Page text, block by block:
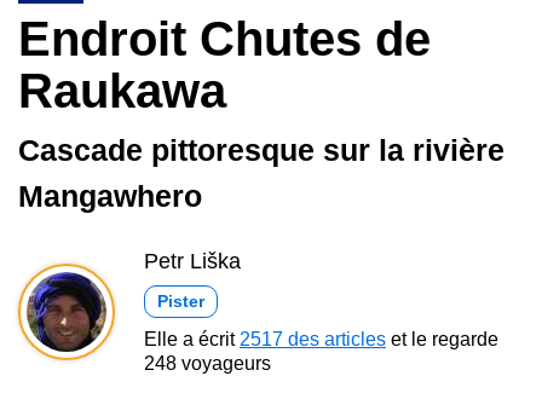
Endroit Chutes de
Raukawa
Cascade pittoresque sur la rivière
Mangawhero
Petr Liška
Pister
Elle a écrit 2517 des articles et le regarde
248 voyageurs